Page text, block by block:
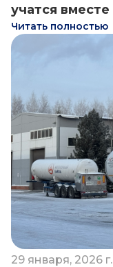
учатся вместе
Читать полностью
29 января, 2026 г.